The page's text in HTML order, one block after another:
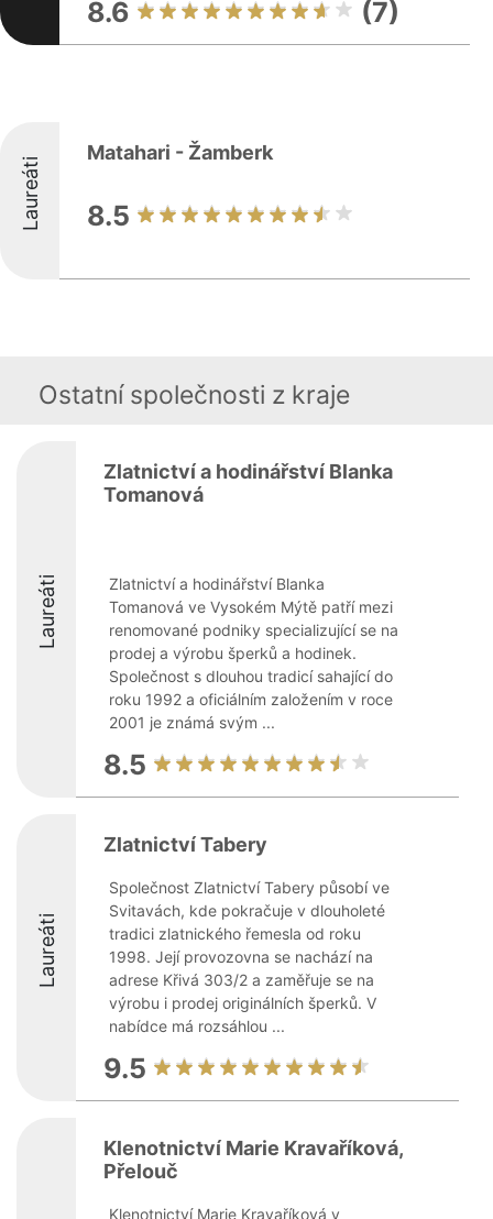
8.6 (7)
Laureáti
Matahari - Žamberk
8.5
Ostatní společnosti z kraje
Laureáti
Zlatnictví a hodinářství Blanka
Tomanová
Zlatnictví a hodinářství Blanka
Tomanová ve Vysokém Mýtě patří mezi
renomované podniky specializující se na
prodej a výrobu šperků a hodinek.
Společnost s dlouhou tradicí sahající do
roku 1992 a oficiálním založením v roce
2001 je známá svým ...
8.5
Laureáti
Zlatnictví Tabery
Společnost Zlatnictví Tabery působí ve
Svitavách, kde pokračuje v dlouholeté
tradici zlatnického řemesla od roku
1998. Její provozovna se nachází na
adrese Křivá 303/2 a zaměřuje se na
výrobu i prodej originálních šperků. V
nabídce má rozsáhlou ...
9.5
Klenotnictví Marie Kravaříková,
Přelouč
Klenotnictví Marie Kravaříková v